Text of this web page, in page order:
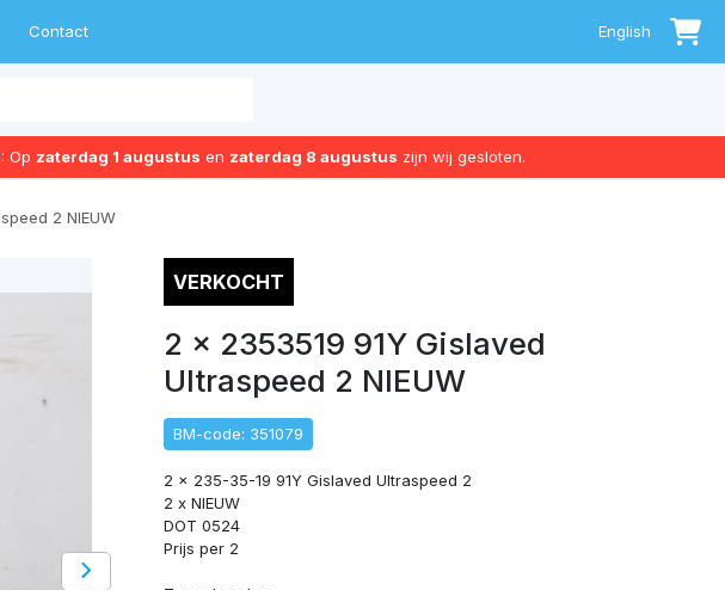
Contact English 0
Op zaterdag 1 augustus en zaterdag 8 augustus zijn wij gesloten.
2 NIEUW
VERKOCHT
2 x 2353519 91Y Gislaved
Ultraspeed 2 NIEUW
BM-code: 351079
2 x 235-35-19 91Y Gislaved Ultraspeed 2
2 x NIEUW
DOT 0524
Prijs per 2